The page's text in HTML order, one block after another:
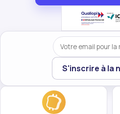
S'inscrire à la